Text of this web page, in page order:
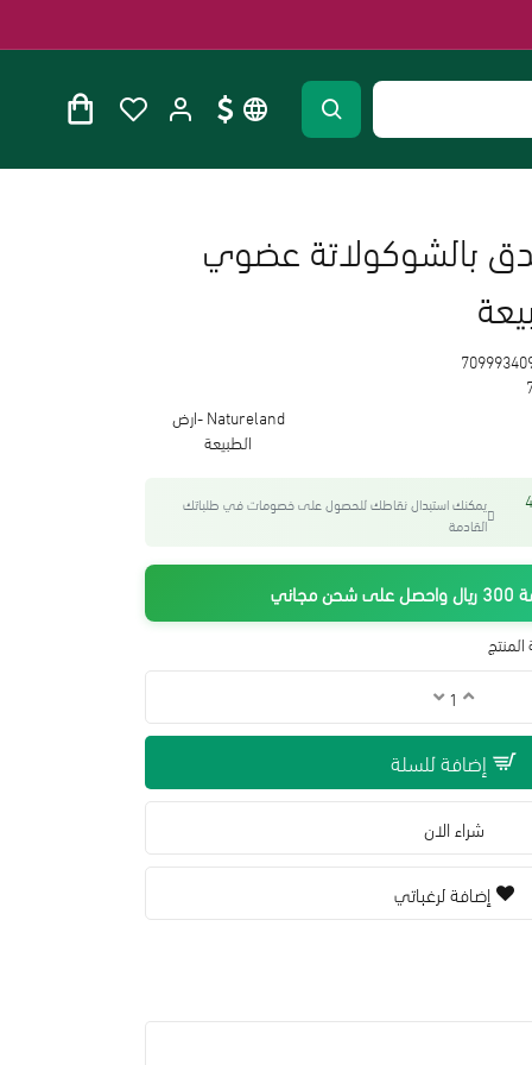
بالشوكولاتة عضوي
Natureland -ارض
الطبيعة
على 42
يمكنك استبدال نقاطك للحصول على خصومات في طلباتك
القادمة
إضافة للسلة
شراء الان
إضافة لرغباتي